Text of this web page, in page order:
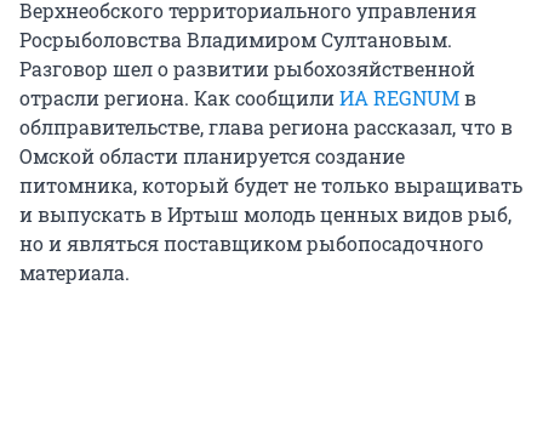
Верхнеобского территориального управления
Росрыболовства Владимиром Султановым.
Разговор шел о развитии рыбохозяйственной
отрасли региона. Как сообщилиИА REGNUMв
облправительстве, глава региона рассказал, что в
Омской области планируется создание
питомника, который будет не только выращивать
и выпускать в Иртыш молодь ценных видов рыб,
но и являться поставщиком рыбопосадочного
материала.